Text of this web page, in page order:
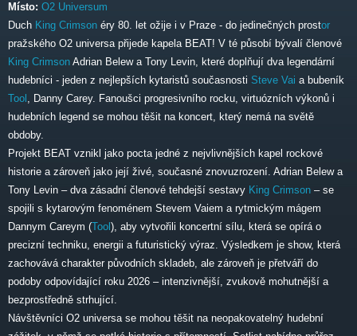
Místo: O2 Universum
Duch King Crimson éry 80. let ožije i v Praze - do jedinečných prostor
pražského O2 universa přijede kapela BEAT! V té působí bývalí členové
King Crimson Adrian Belew a Tony Levin, které doplňují dva legendární
hudebníci - jeden z nejlepších kytaristů současnosti Steve Vai a bubeník
Tool
, Danny Carey. Fanoušci progresivního rocku, virtuózních výkonů i
hudebních legend se mohou těšit na koncert, který nemá na světě
obdoby.
Projekt BEAT vznikl jako pocta jedné z nejvlivnějších kapel rockové
historie a zároveň jako její živé, současné znovuzrození. Adrian Belew a
Tony Levin – dva zásadní členové tehdejší sestavy King Crimson – se
spojili s kytarovým fenoménem Stevem Vaiem a rytmickým mágem
Dannym Careym (Tool ), aby vytvořili koncertní sílu, která se opírá o
precizní techniku, energii a futuristický výraz. Výsledkem je show, která
zachovává charakter původních skladeb, ale zároveň je přetváří do
podoby odpovídající roku 2026 – intenzivnější, zvukově mohutnější a
bezprostředně strhující.
Návštěvníci O2 universa se mohou těšit na neopakovatelný hudební